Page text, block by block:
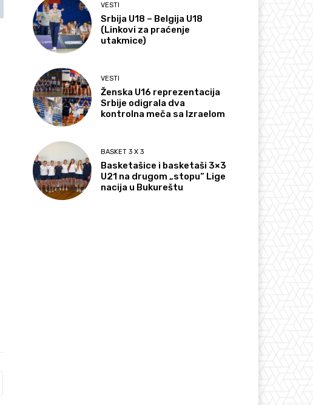
VESTI
Srbija U18 – Belgija U18
(Linkovi za praćenje
utakmice)
VESTI
Ženska U16 reprezentacija
Srbije odigrala dva
kontrolna meča sa Izraelom
BASKET 3 X 3
Basketašice i basketaši 3×3
U21 na drugom „stopu“ Lige
nacija u Bukureštu